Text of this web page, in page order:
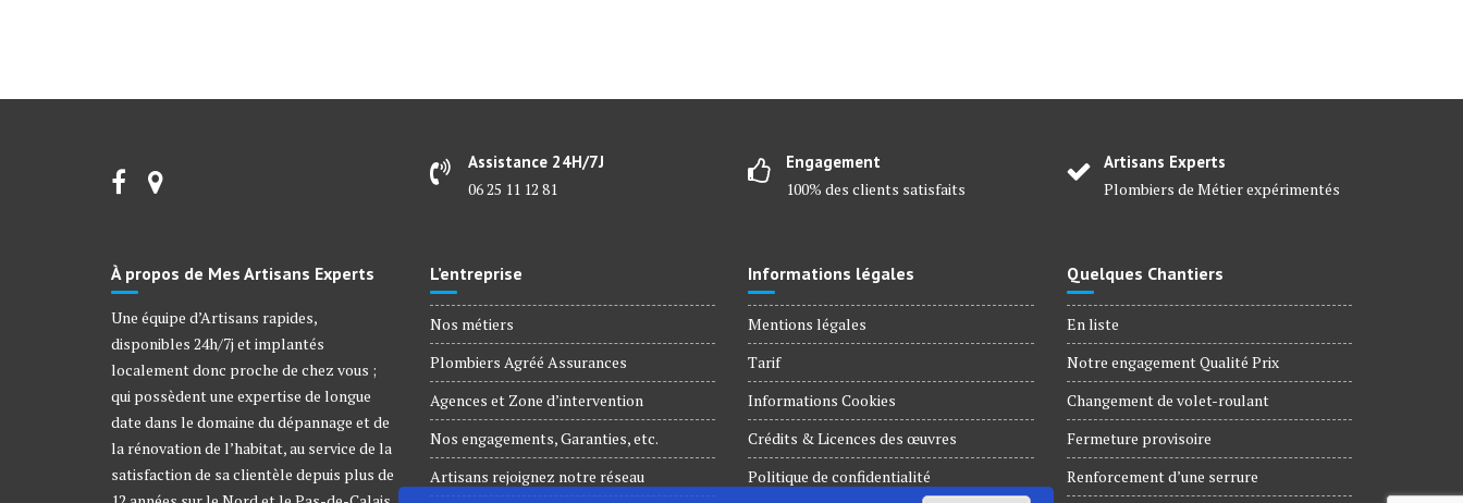
Assistance 24H/7J
06 25 11 12 81
Engagement
100% des clients satisfaits
Artisans Experts
Plombiers de Métier expérimentés
À propos de Mes Artisans Experts
Une équipe d’Artisans rapides,
disponibles 24h/7j et implantés
localement donc proche de chez vous ;
qui possèdent une expertise de longue
date dans le domaine du dépannage et de
la rénovation de l’habitat, au service de la
satisfaction de sa clientèle depuis plus de
L’entreprise
Nos métiers
Plombiers Agréé Assurances
Agences et Zone d’intervention
Nos engagements, Garanties, etc.
Artisans rejoignez notre réseau
Informations légales
Mentions légales
Tarif
Informations Cookies
Crédits & Licences des œuvres
Politique de confidentialité
Quelques Chantiers
En liste
Notre engagement Qualité Prix
Changement de volet-roulant
Fermeture provisoire
Renforcement d’une serrure